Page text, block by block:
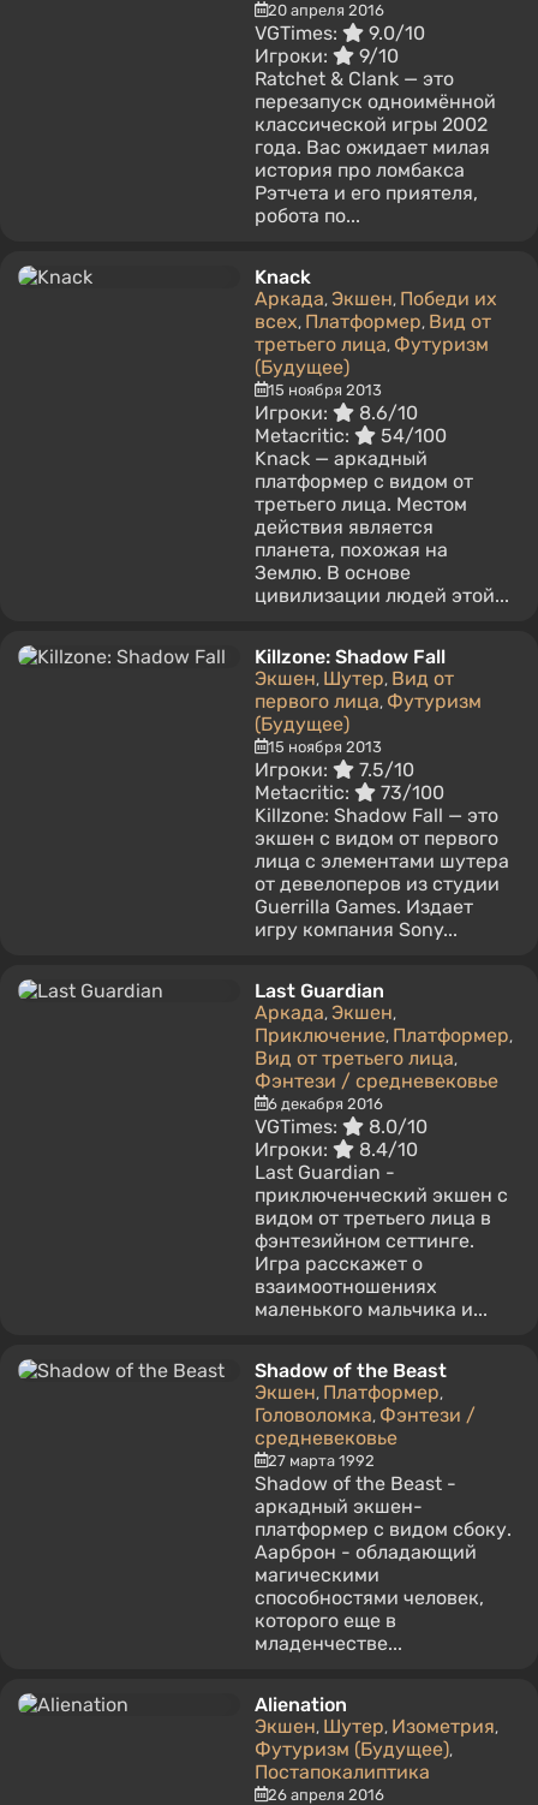
20 апреля 2016
VGTimes:
9.0/10
Игроки:
9/10
Ratchet & Clank — это
перезапуск одноимённой
классической игры 2002
года. Вас ожидает милая
история про ломбакса
Рэтчета и его приятеля,
робота по...
Knack
Аркада, Экшен, Победи их
всех, Платформер, Вид от
третьего лица, Футуризм
(Будущее)
15 ноября 2013
Игроки:
8.6/10
Metacritic:
54/100
Knack — аркадный
платформер с видом от
третьего лица. Местом
действия является
планета, похожая на
Землю. В основе
цивилизации людей этой...
Killzone: Shadow Fall
Экшен, Шутер, Вид от
первого лица, Футуризм
(Будущее)
15 ноября 2013
Игроки:
7.5/10
Metacritic:
73/100
Killzone: Shadow Fall — это
экшен с видом от первого
лица с элементами шутера
от девелоперов из студии
Guerrilla Games. Издает
игру компания Sony...
Last Guardian
Аркада, Экшен,
Приключение, Платформер,
Вид от третьего лица,
Фэнтези / средневековье
6 декабря 2016
VGTimes:
8.0/10
Игроки:
8.4/10
Last Guardian -
приключенческий экшен с
видом от третьего лица в
фэнтезийном сеттинге.
Игра расскажет о
взаимоотношениях
маленького мальчика и...
Shadow of the Beast
Экшен, Платформер,
Головоломка, Фэнтези /
средневековье
27 марта 1992
Shadow of the Beast -
аркадный экшен-
платформер с видом сбоку.
Аарброн - обладающий
магическими
способностями человек,
которого еще в
младенчестве...
Alienation
Экшен, Шутер, Изометрия,
Футуризм (Будущее),
Постапокалиптика
26 апреля 2016